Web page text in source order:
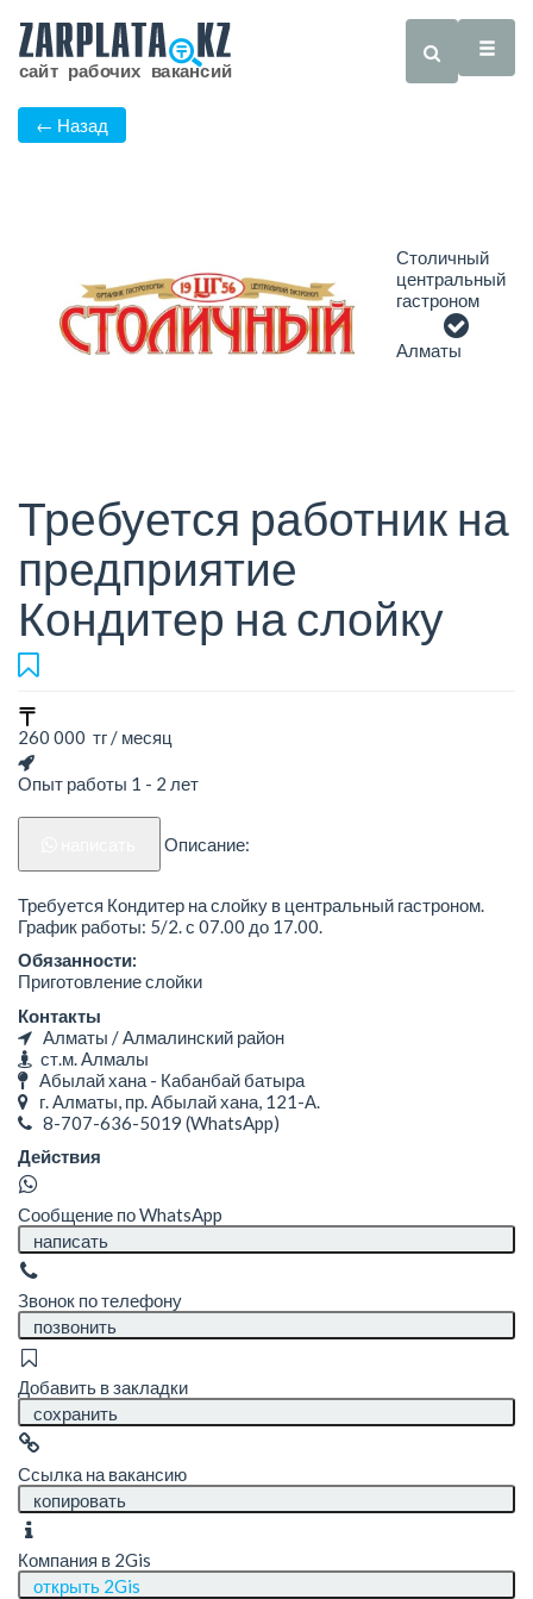
← Назад
Столичный
центральный
гастроном
Алматы
Требуется работник на
предприятие
Кондитер на слойку
260 000 тг / месяц
Опыт работы 1 - 2 лет
Описание:
Требуется Кондитер на слойку в центральный гастроном.
График работы: 5/2. с 07.00 до 17.00.
Обязанности:
Приготовление слойки
Контакты
Алматы / Алмалинский район
ст.м. Алмалы
Абылай хана - Кабанбай батыра
г. Алматы, пр. Абылай хана, 121-А.
8-707-636-5019 (WhatsApp)
Действия
Сообщение по WhatsApp
написать
Звонок по телефону
позвонить
Добавить в закладки
сохранить
Ссылка на вакансию
копировать
Компания в 2Gis
открыть 2Gis